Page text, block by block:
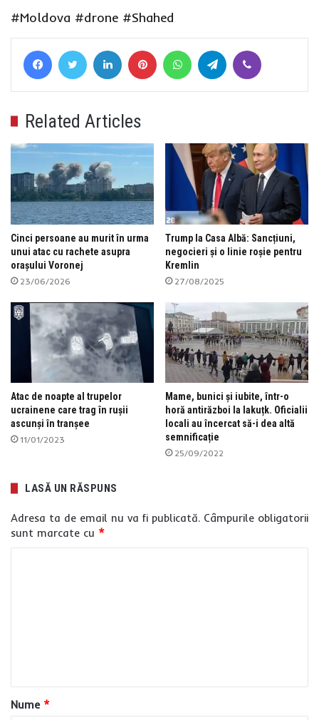
#Moldova #drone #Shahed
FacebookTwitter LinkedIn Pinterest WhatsAppTelegram
Related Articles
Cinci persoane au murit în urma
unui atac cu rachete asupra
orașului Voronej
23/06/2026
Trump la Casa Albă: Sancțiuni,
negocieri și o linie roșie pentru
Kremlin
27/08/2025
Atac de noapte al trupelor
ucrainene care trag în rușii
ascunși în tranșee
11/01/2023
Mame, bunici și iubite, într-o
horă antirăzboi la Iakuțk. Oficialii
locali au încercat să-i dea altă
semnificație
25/09/2022
LASĂ UN RĂSPUNS
Adresa ta de email nu va fi publicată. Câmpurile obligatorii
sunt marcate cu *
a
r
Nume *